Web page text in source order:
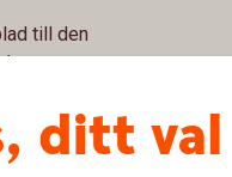
till den
ditt val